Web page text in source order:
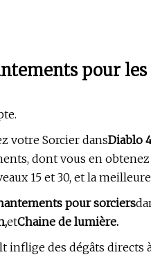
pour les
votre Sorcier dansDiablo
dont vous en
15 et 30, et la
pour sorciers
etChaine de lumière.
inflige des dégâts directs